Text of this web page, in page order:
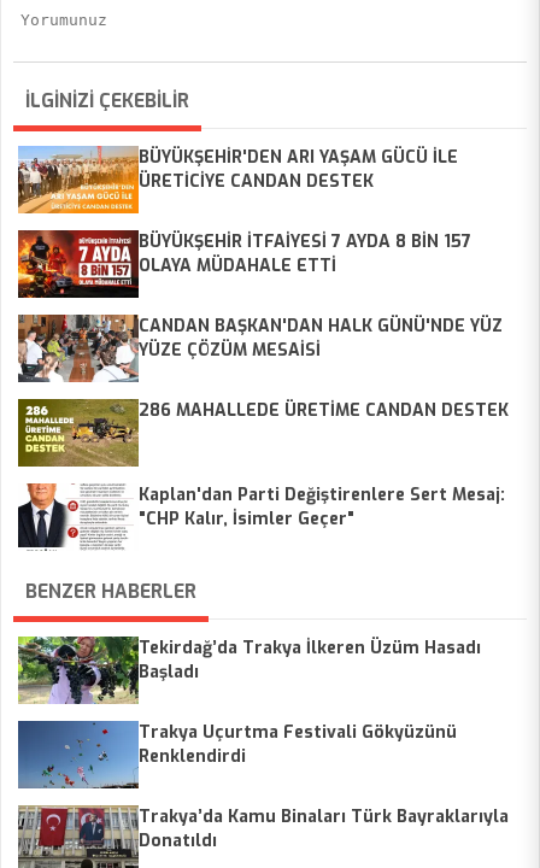
İLGİNİZİ ÇEKEBİLİR
BÜYÜKŞEHİR'DEN ARI YAŞAM GÜCÜ İLE
ÜRETİCİYE CANDAN DESTEK
BÜYÜKŞEHİR İTFAİYESİ 7 AYDA 8 BİN 157
OLAYA MÜDAHALE ETTİ
CANDAN BAŞKAN'DAN HALK GÜNÜ'NDE YÜZ
YÜZE ÇÖZÜM MESAİSİ
286 MAHALLEDE ÜRETİME CANDAN DESTEK
Kaplan'dan Parti Değiştirenlere Sert Mesaj:
"CHP Kalır, İsimler Geçer"
BENZER HABERLER
Tekirdağ’da Trakya İlkeren Üzüm Hasadı
Başladı
Trakya Uçurtma Festivali Gökyüzünü
Renklendirdi
Trakya’da Kamu Binaları Türk Bayraklarıyla
Donatıldı